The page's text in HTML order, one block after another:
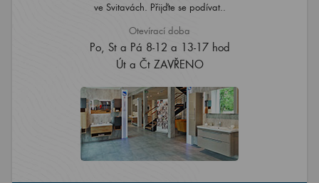
ve Svitavách. Přijďte se podívat..
Otevírací doba
Po, St a Pá 8-12 a 13-17 hod
Út a Čt ZAVŘENO